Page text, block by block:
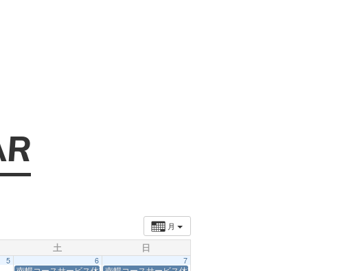
月
土 日
5 6 7